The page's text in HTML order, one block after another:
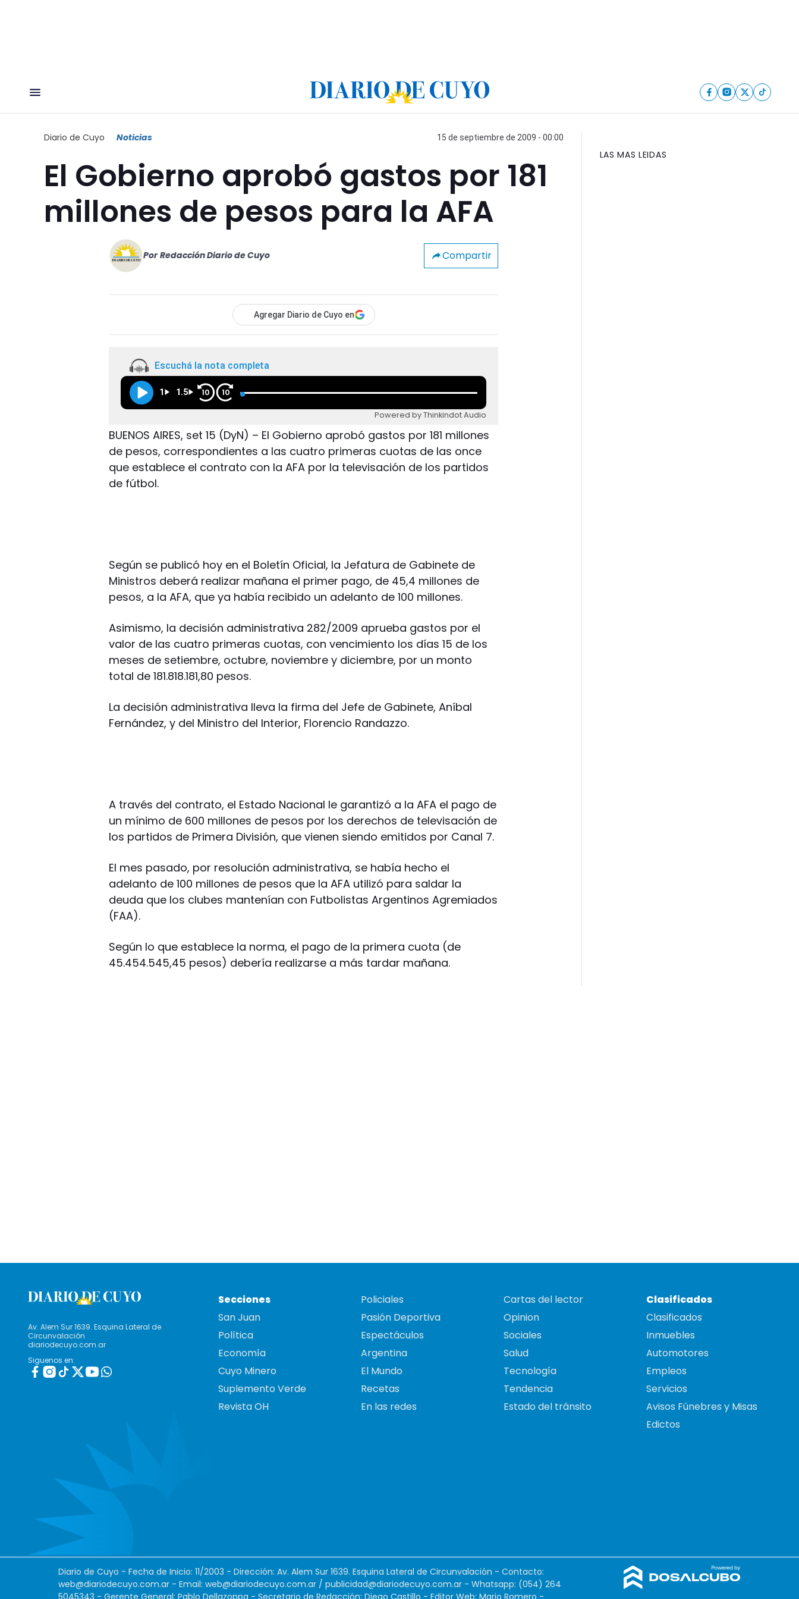
Diario de Cuyo Noticias 15 de septiembre de 2009 - 00:00
El Gobierno aprobó gastos por 181
millones de pesos para la AFA
Por Redacción Diario de Cuyo Compartir
Agregar Diario de Cuyo en
Escuchá la nota completa
1 1.5 10 10
Powered by Thinkindot Audio
BUENOS AIRES, set 15 (DyN) – El Gobierno aprobó gastos por 181 millones
de pesos, correspondientes a las cuatro primeras cuotas de las once
que establece el contrato con la AFA por la televisación de los partidos
de fútbol.
Según se publicó hoy en el Boletín Oficial, la Jefatura de Gabinete de
Ministros deberá realizar mañana el primer pago, de 45,4 millones de
pesos, a la AFA, que ya había recibido un adelanto de 100 millones.
Asimismo, la decisión administrativa 282/2009 aprueba gastos por el
valor de las cuatro primeras cuotas, con vencimiento los días 15 de los
meses de setiembre, octubre, noviembre y diciembre, por un monto
total de 181.818.181,80 pesos.
La decisión administrativa lleva la firma del Jefe de Gabinete, Aníbal
Fernández, y del Ministro del Interior, Florencio Randazzo.
A través del contrato, el Estado Nacional le garantizó a la AFA el pago de
un mínimo de 600 millones de pesos por los derechos de televisación de
los partidos de Primera División, que vienen siendo emitidos por Canal 7.
El mes pasado, por resolución administrativa, se había hecho el
adelanto de 100 millones de pesos que la AFA utilizó para saldar la
deuda que los clubes mantenían con Futbolistas Argentinos Agremiados
(FAA).
Según lo que establece la norma, el pago de la primera cuota (de
45.454.545,45 pesos) debería realizarse a más tardar mañana.
LAS MAS LEIDAS
Av. Alem Sur 1639. Esquina Lateral de
Circunvalación
diariodecuyo.com.ar
Siguenos en:
Secciones
San Juan
Política
Economía
Cuyo Minero
Suplemento Verde
Revista OH
Policiales
Pasión Deportiva
Espectáculos
Argentina
El Mundo
Recetas
En las redes
Cartas del lector
Opinion
Sociales
Salud
Tecnología
Tendencia
Estado del tránsito
Clasificados
Clasificados
Inmuebles
Automotores
Empleos
Servicios
Avisos Fúnebres y Misas
Edictos
Diario de Cuyo - Fecha de Inicio: 11/2003 - Dirección: Av. Alem Sur 1639. Esquina Lateral de Circunvalación - Contacto:
web@diariodecuyo.com.ar - Email: web@diariodecuyo.com.ar / publicidad@diariodecuyo.com.ar - Whatsapp: (054) 264
5045343 - Gerente General: Pablo Dellazoppa - Secretario de Redacción: Diego Castillo - Editor Web: Mario Romero -